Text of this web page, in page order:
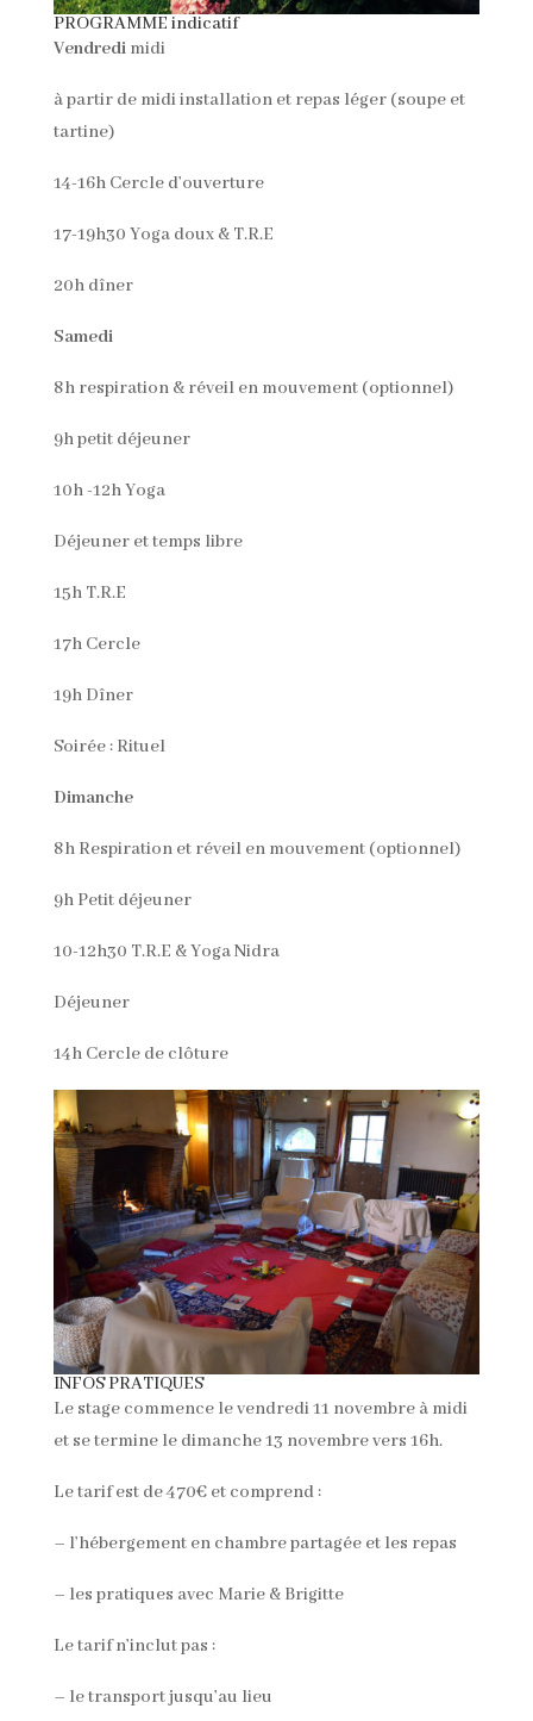
PROGRAMME indicatif
Vendredi midi
à partir de midi installation et repas léger (soupe et
tartine)
14-16h Cercle d’ouverture
17-19h30 Yoga doux & T.R.E
20h dîner
Samedi
8h respiration & réveil en mouvement (optionnel)
9h petit déjeuner
10h -12h Yoga
Déjeuner et temps libre
15h T.R.E
17h Cercle
19h Dîner
Soirée : Rituel
Dimanche
8h Respiration et réveil en mouvement (optionnel)
9h Petit déjeuner
10-12h30 T.R.E & Yoga Nidra
Déjeuner
14h Cercle de clôture
INFOS PRATIQUES
Le stage commence le vendredi 11 novembre à midi
et se termine le dimanche 13 novembre vers 16h.
Le tarif est de 470€ et comprend :
– l’hébergement en chambre partagée et les repas
– les pratiques avec Marie & Brigitte
Le tarif n’inclut pas :
– le transport jusqu’au lieu